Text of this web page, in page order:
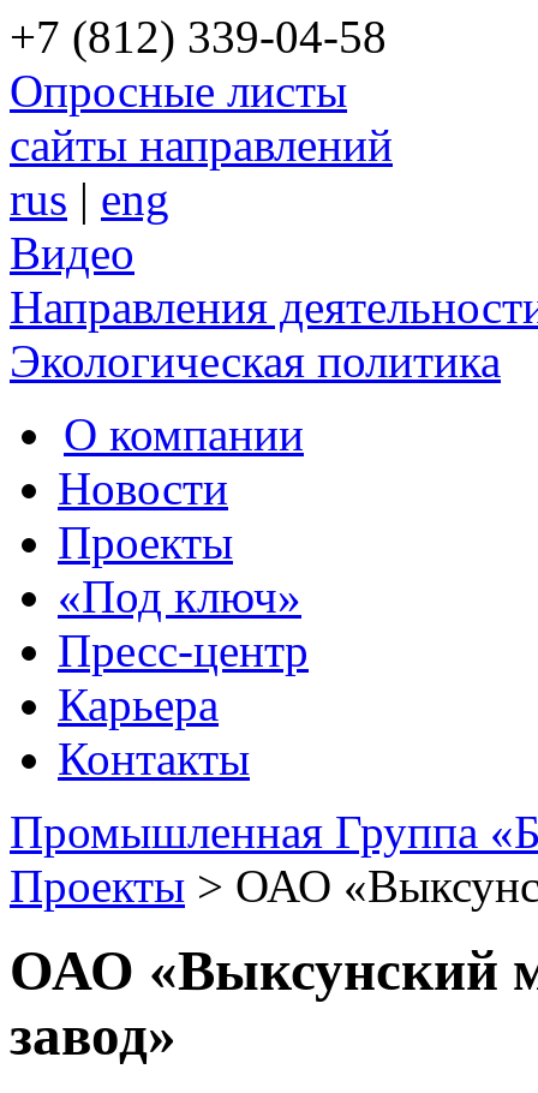
+7 (812) 339-04-58
Опросные листы
сайты направлений
rus | eng
Видео
Направления
Экологическая политика
О компании
Новости
Проекты
«Под ключ»
Пресс-центр
Карьера
Контакты
Промышленная Группа
Проекты > ОАО
ОАО «Выксунский
завод»